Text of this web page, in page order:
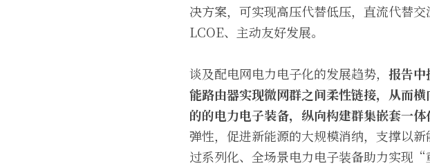
决方案，可实现高压代替低压，直流代替
LCOE、主动友好发展。
谈及配电网电力电子化的发展趋势， 报告中
能路由器实现微网群之间柔性链接，从而
的的电力电子装备，纵向构建群集嵌套一体
弹性，促进新能源的大规模消纳，支撑以
过系列化、全场景电力电子装备助力实现